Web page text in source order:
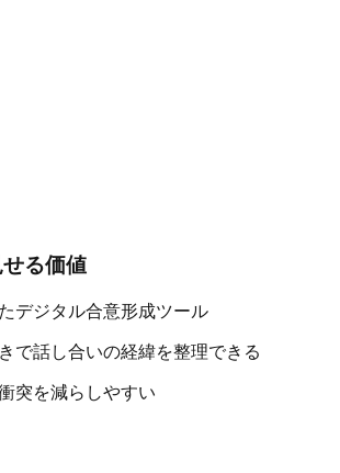
る価値
デジタル合意形成ツール
で話し合いの経緯を整理できる
突を減らしやすい